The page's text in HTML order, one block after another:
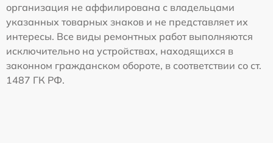
организация не аффилирована с владельцами
указанных товарных знаков и не представляет их
интересы. Все виды ремонтных работ выполняются
исключительно на устройствах, находящихся в
законном гражданском обороте, в соответствии со ст.
1487 ГК РФ.